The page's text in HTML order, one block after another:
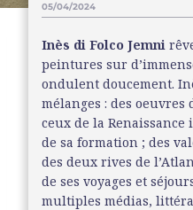
05/04/2024
Inès di Folco Jemni
peintures sur
ondulent doucement.
mélanges : des
ceux de la
de sa formation ; des
des deux rives de
de ses voyages et
multiples médias,